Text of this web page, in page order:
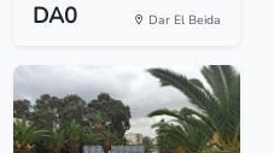
DA0 Dar El Beida